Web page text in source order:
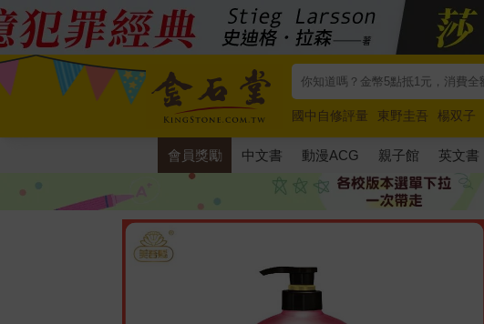
國中自修評量 東野圭吾 楊双子
唯紅花綻放
奧德賽 路邊攤新作
會員獎勵 中文書 動漫ACG 親子館 英文書